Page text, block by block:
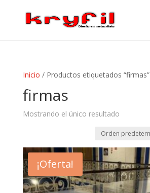
Inicio / Productos etiquetados “firmas”
firmas
Mostrando el único resultado
¡Oferta!